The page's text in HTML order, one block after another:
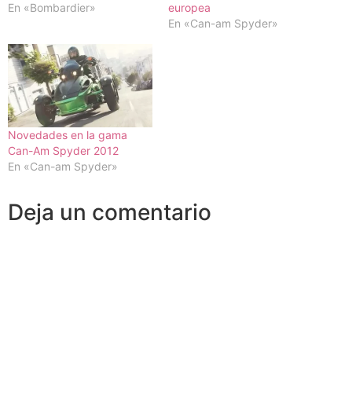
En «Bombardier»
europea
En «Can-am Spyder»
Novedades en la gama
Can-Am Spyder 2012
En «Can-am Spyder»
Deja un comentario